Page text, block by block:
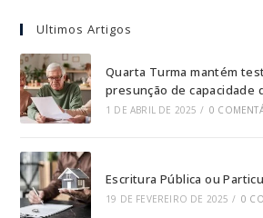
Ultimos Artigos
Quarta Turma mantém
presunção de capacidade
1 DE ABRIL DE 2025 / 0
Escritura Pública ou
19 DE FEVEREIRO DE 2025 / 0